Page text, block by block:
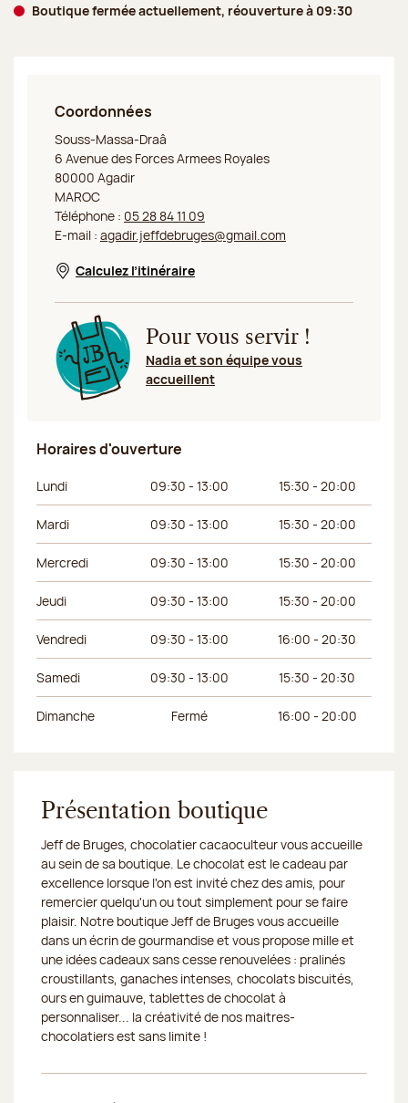
Boutique fermée actuellement, réouverture à 09:30
Coordonnées
Jeff de Bruges Agadir
Souss-Massa-Draâ
6 Avenue des Forces Armees Royales
80000 Agadir
MAROC
Téléphone : 05 28 84 11 09
E-mail : agadir.jeffdebruges@gmail.com
Nouvelle fenêtre
Calculez l’itinéraire
Pour vous servir !
Nadia et son équipe vous
accueillent
Horaires d'ouverture
Jour de la semaine Horaires du matin Horaires de
Lundi 09:30 - 13:00 15:30 - 20:00
Mardi 09:30 - 13:00 15:30 - 20:00
Mercredi 09:30 - 13:00 15:30 - 20:00
Jeudi 09:30 - 13:00 15:30 - 20:00
Vendredi 09:30 - 13:00 16:00 - 20:30
Samedi 09:30 - 13:00 15:30 - 20:30
Dimanche Fermé 16:00 - 20:00
Présentation boutique
Jeff de Bruges, chocolatier cacaoculteur vous accueille
au sein de sa boutique. Le chocolat est le cadeau par
excellence lorsque l'on est invité chez des amis, pour
remercier quelqu'un ou tout simplement pour se faire
plaisir. Notre boutique Jeff de Bruges vous accueille
dans un écrin de gourmandise et vous propose mille et
une idées cadeaux sans cesse renouvelées : pralinés
croustillants, ganaches intenses, chocolats biscuités,
ours en guimauve, tablettes de chocolat à
personnaliser... la créativité de nos maitres-
chocolatiers est sans limite !